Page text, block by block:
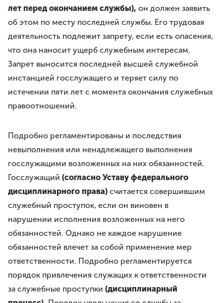
лет перед окончанием службы), он должен заявить
об этом по месту последней службы. Его трудовая
деятельность подлежит запрету, если есть опасения,
что она наносит ущерб служебным интересам.
Запрет выносится последней высшей служебной
инстанцией госслужащего и теряет силу по
истечении пяти лет с момента окончания служебных
правоотношений.
Подробно регламентированы и последствия
невыполнения или ненадлежащего выполнения
госслужащими возложенных на них обязанностей.
Госслужащий (согласно Уставу федерального
дисциплинарного права) считается совершившим
служебный проступок, если он виновен в
нарушении исполнения возложенных на него
обязанностей. Однако не каждое нарушение
обязанностей влечет за собой применение мер
ответственности. Подробно регламентируется
порядок привлечения служащих к ответственности
за служебные проступки (дисциплинарный